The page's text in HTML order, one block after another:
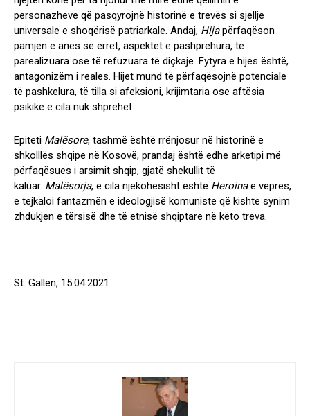
personazheve që pasqyrojnë historinë e trevës si sjellje
universale e shoqërisë patriarkale. Andaj, Hijapërfaqëson
pamjen e anës së errët, aspektet e pashprehura, të
parealizuara ose të refuzuara të diçkaje. Fytyra e hijes është,
antagonizëm i reales. Hijet mund të përfaqësojnë potenciale
të pashkelura, të tilla si afeksioni, krijimtaria ose aftësia
psikike e cila nuk shprehet.
Epiteti Malësore, tashmë është rrënjosur në historinë e
shkolllës shqipe në Kosovë, prandaj është edhe arketipi më
përfaqësues i arsimit shqip, gjatë shekullit të
kaluar. Malësorja, e cila njëkohësisht është Heroinae veprës,
e tejkaloi fantazmën e ideologjisë komuniste që kishte synim
zhdukjen e tërsisë dhe të etnisë shqiptare në këto treva.
St. Gallen, 15.04.2021